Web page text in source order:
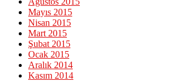
Mayıs 2015
Nisan 2015
Mart 2015
Şubat 2015
Ocak 2015
Aralık 2014
Kasım 2014